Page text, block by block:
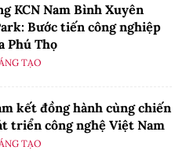
KCN Nam Bình Xuyên
Bước tiến công nghiệp
Phú Thọ
TẠO
kết đồng hành cùng chiến
triển công nghệ Việt Nam
TẠO